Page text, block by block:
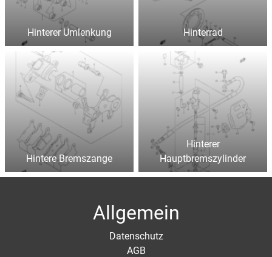
Hinterer Umlenkung Hinterrad
Hintere Bremszange
Hinterer
Hauptbremszylinder
Allgemein
Datenschutz
AGB